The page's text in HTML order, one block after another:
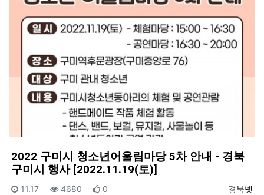
2022 구미시 청소년어울림마당 5차 안내 - 경북
구미시 행사 [2022.11.19(토)]
등록자
경북넷
등록일
11.17 조회
4680 추천
0